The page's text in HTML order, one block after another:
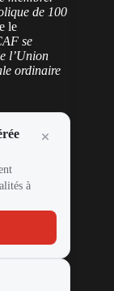
de 100
le
se
l’Union
ordinaire
à